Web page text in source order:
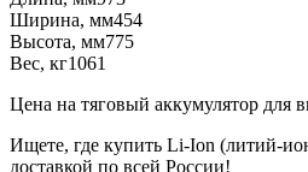
Ширина, мм454
Высота, мм775
Вес, кг1061
Цена на тяговый аккумулятор для
Ищете, где купить Li-Ion (литий-
доставкой по всей России!